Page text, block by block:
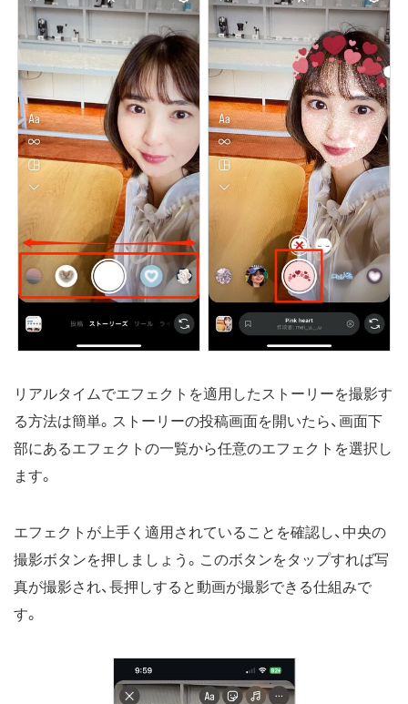
リアルタイムでエフェクトを適用したストーリーを撮影す
る方法は簡単。ストーリーの投稿画面を開いたら、画面下
部にあるエフェクトの一覧から任意のエフェクトを選択し
ます。
エフェクトが上手く適用されていることを確認し、中央の
撮影ボタンを押しましょう。このボタンをタップすれば写
真が撮影され、長押しすると動画が撮影できる仕組みで
す。